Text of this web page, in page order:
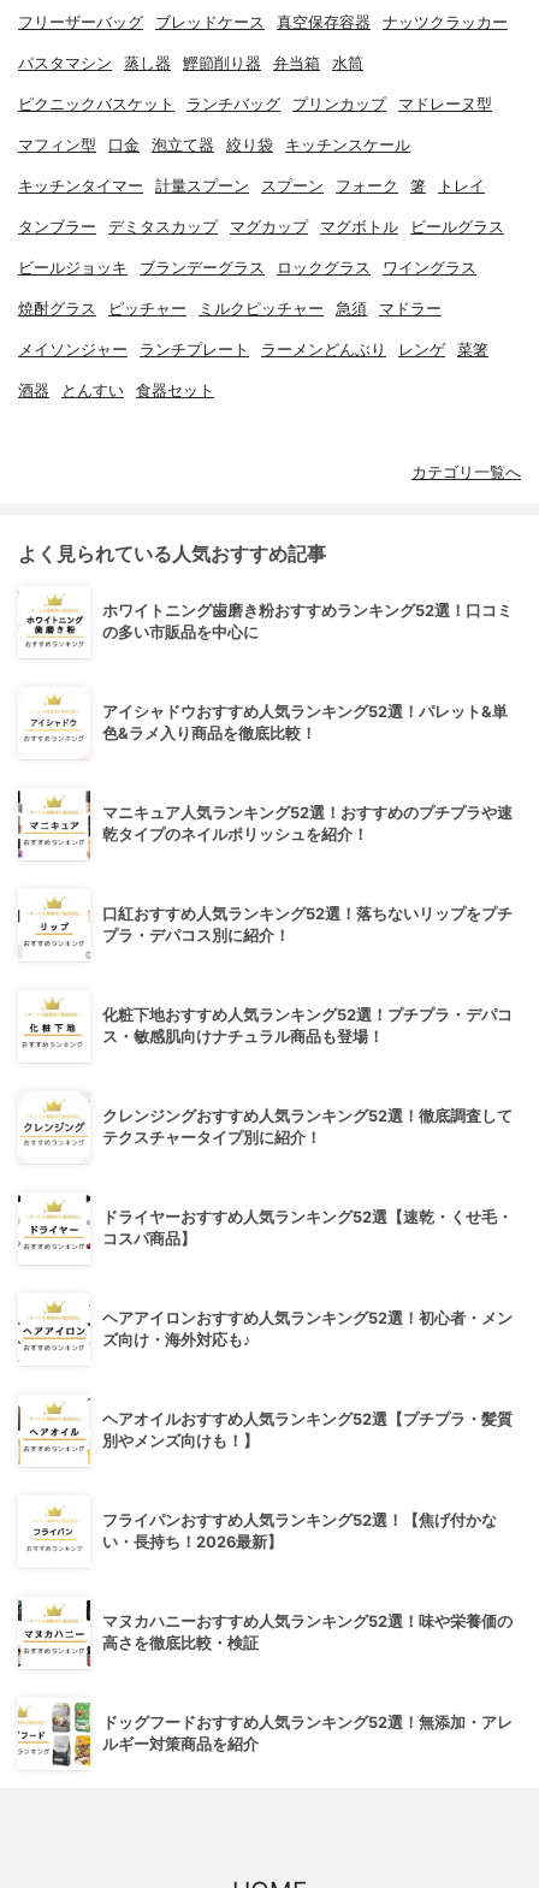
フリーザーバッグ ブレッドケース 真空保存容器 ナッツクラッカー
パスタマシン 蒸し器 鰹節削り器 弁当箱 水筒
ピクニックバスケット ランチバッグ プリンカップ マドレーヌ型
マフィン型 口金 泡立て器 絞り袋 キッチンスケール
キッチンタイマー 計量スプーン スプーン フォーク 箸 トレイ
タンブラー デミタスカップ マグカップ マグボトル ビールグラス
ビールジョッキ ブランデーグラス ロックグラス ワイングラス
焼酎グラス ピッチャー ミルクピッチャー 急須 マドラー
メイソンジャー ランチプレート ラーメンどんぶり レンゲ 菜箸
酒器 とんすい 食器セット
カテゴリ一覧へ
よく見られている人気おすすめ記事
ホワイトニング歯磨き粉おすすめランキング52選！口コミ
の多い市販品を中心に
アイシャドウおすすめ人気ランキング52選！パレット&単
色&ラメ入り商品を徹底比較！
マニキュア人気ランキング52選！おすすめのプチプラや速
乾タイプのネイルポリッシュを紹介！
口紅おすすめ人気ランキング52選！落ちないリップをプチ
プラ・デパコス別に紹介！
化粧下地おすすめ人気ランキング52選！プチプラ・デパコ
ス・敏感肌向けナチュラル商品も登場！
クレンジングおすすめ人気ランキング52選！徹底調査して
テクスチャータイプ別に紹介！
ドライヤーおすすめ人気ランキング52選【速乾・くせ毛・
コスパ商品】
ヘアアイロンおすすめ人気ランキング52選！初心者・メン
ズ向け・海外対応も♪
ヘアオイルおすすめ人気ランキング52選【プチプラ・髪質
別やメンズ向けも！】
フライパンおすすめ人気ランキング52選！【焦げ付かな
い・長持ち！2026最新】
マヌカハニーおすすめ人気ランキング52選！味や栄養価の
高さを徹底比較・検証
ドッグフードおすすめ人気ランキング52選！無添加・アレ
ルギー対策商品を紹介